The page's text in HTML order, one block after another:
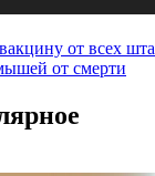
от всех
от смерти